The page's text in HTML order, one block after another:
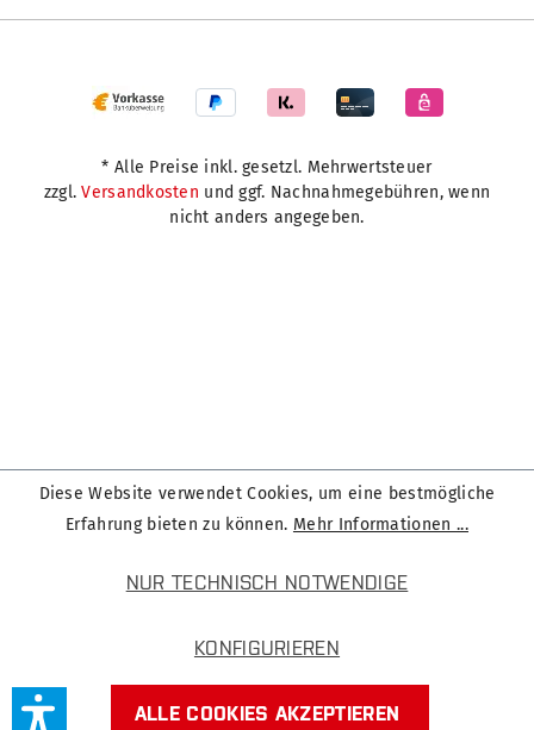
* Alle Preise inkl. gesetzl. Mehrwertsteuer
zzgl.Versandkosten und ggf. Nachnahmegebühren, wenn
nicht anders angegeben.
Diese Website verwendet Cookies, um eine bestmögliche
Erfahrung bieten zu können. Mehr Informationen ...
NUR TECHNISCH NOTWENDIGE
KONFIGURIEREN
ALLE COOKIES AKZEPTIEREN